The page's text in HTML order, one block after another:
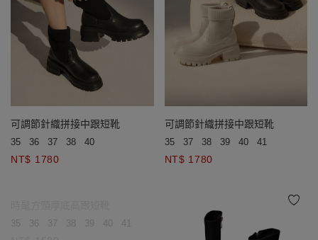
可調節針織拼接中跟短靴
35 36 37 38 40
NT$ 1780
可調節針織拼接中跟短靴
35 37 38 39 40 41
NT$ 1780
35 36 37 38 39 40 41